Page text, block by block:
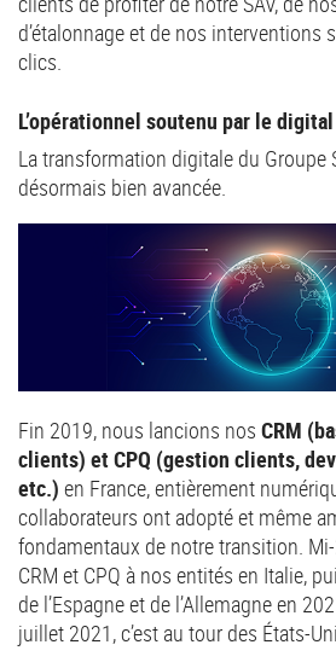
d’étalonnage et de nos interventions
clics.
L’opérationnel soutenu par le digital
La transformation digitale du Groupe
désormais bien avancée.
Fin 2019, nous lancions nos CRM
clients) et CPQ (gestion clients,
etc.) en France, entièrement
collaborateurs ont adopté et même
fondamentaux de notre transition.
CRM et CPQ à nos entités en Italie,
de l’Espagne et de l’Allemagne en
juillet 2021, c’est au tour des États-